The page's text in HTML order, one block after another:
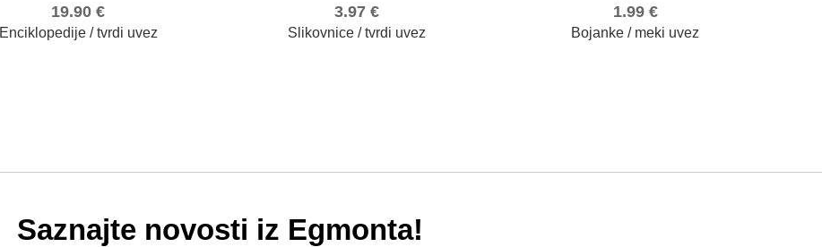
19.90€
Enciklopedije / tvrdi uvez
3.97 €
Slikovnice / tvrdi uvez
1.99 €
Bojanke / meki uvez
Saznajte novosti iz Egmonta!